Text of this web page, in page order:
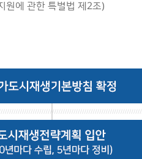
원에 관한 특별법 제2조)